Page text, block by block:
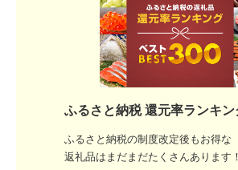
ふるさと納税 還元率ランキ
ふるさと納税の制度改定後もお得な
返礼品はまだまだたくさんあります！